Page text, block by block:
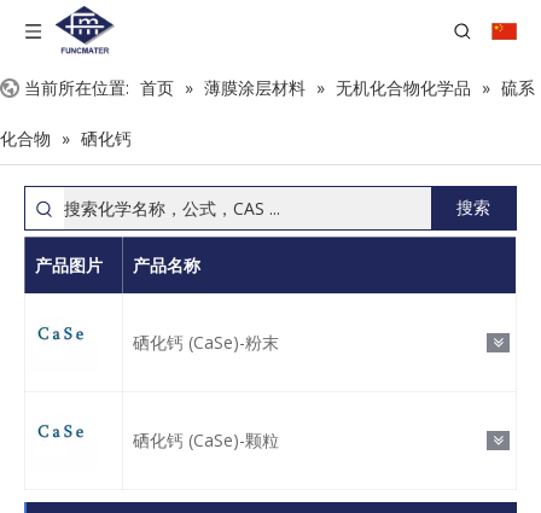
当前所在位置: 首页 » 薄膜涂层材料 » 无机化合物化学品 » 硫系
化合物 » 硒化钙
搜索
产品图片 产品名称
硒化钙 (CaSe)-粉末
硒化钙 (CaSe)-颗粒